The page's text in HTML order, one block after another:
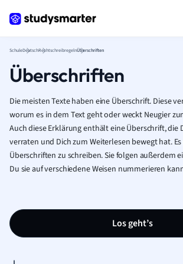
SchuleDeutschRechtschreibregelnÜberschriften
Überschriften
Die meisten Texte haben eine Überschrift. Diese
worum es in dem Text geht oder weckt Neugier
Auch diese Erklärung enthält eine Überschrift, die
verraten und Dich zum Weiterlesen bewegt hat.
Überschriften zu schreiben. Sie folgen außerdem
Du sie auf verschiedene Weisen nummerieren
Los geht’s
Seite